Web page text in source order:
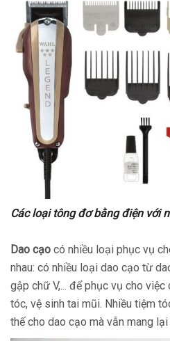
Các loại tông đơ bằng điện với
Dao cạo có nhiều loại phục vụ
nhau: có nhiều loại dao cạo từ
gập chữ V,... để phục vụ cho
tóc, vệ sinh tai mũi. Nhiều tiệm
thế cho dao cạo mà vẫn mang